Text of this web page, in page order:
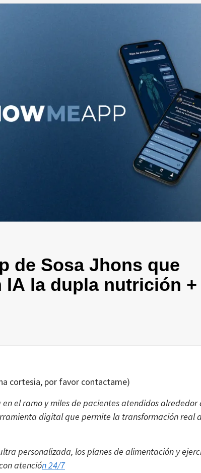
de Sosa Jhons que
la dupla nutrición +
cortesia, por favor contactame)
en el ramo y miles de pacientes atendidos alrededor
digital que permite la transformación real
personalizada, los planes de alimentación y
atención 24/7